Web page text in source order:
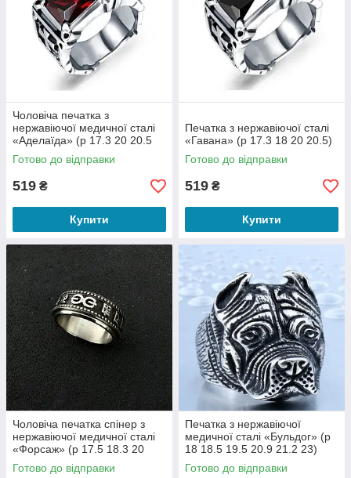
Чоловіча печатка з
нержавіючої медичної сталі
«Аделаїда» (р 17.3 20 20.5
21.7)
Готово до відправки
519 ₴
Купити
Печатка з нержавіючої сталі
«Гавана» (р 17.3 18 20 20.5)
Готово до відправки
519 ₴
Купити
Чоловіча печатка спінер з
нержавіючої медичної сталі
«Форсаж» (р 17.5 18.3 20
20.7)
Готово до відправки
Печатка з нержавіючої
медичної сталі «Бульдог» (р
18 18.5 19.5 20.9 21.2 23)
Готово до відправки